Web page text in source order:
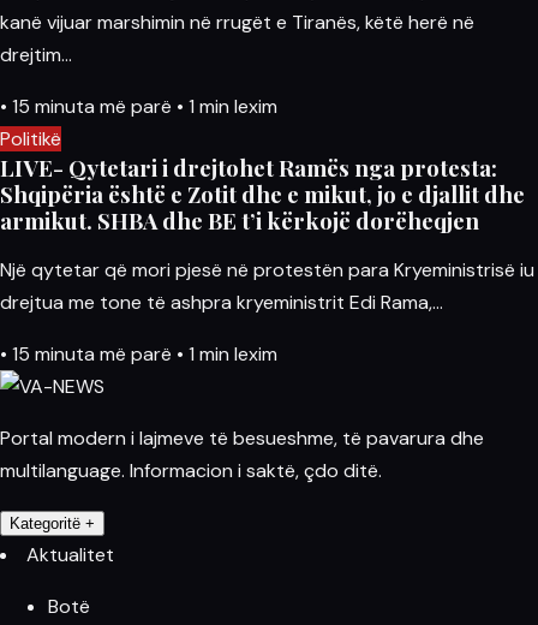
kanë vijuar marshimin në rrugët e Tiranës, këtë herë në
drejtim…
• 15 minuta më parë • 1 min lexim
Politikë
LIVE- Qytetari i drejtohet Ramës nga protesta:
Shqipëria është e Zotit dhe e mikut, jo e djallit dhe
armikut. SHBA dhe BE t’i kërkojë dorëheqjen
Një qytetar që mori pjesë në protestën para Kryeministrisë iu
drejtua me tone të ashpra kryeministrit Edi Rama,…
• 15 minuta më parë • 1 min lexim
Portal modern i lajmeve të besueshme, të pavarura dhe
multilanguage. Informacion i saktë, çdo ditë.
Kategoritë +
Aktualitet
Botë